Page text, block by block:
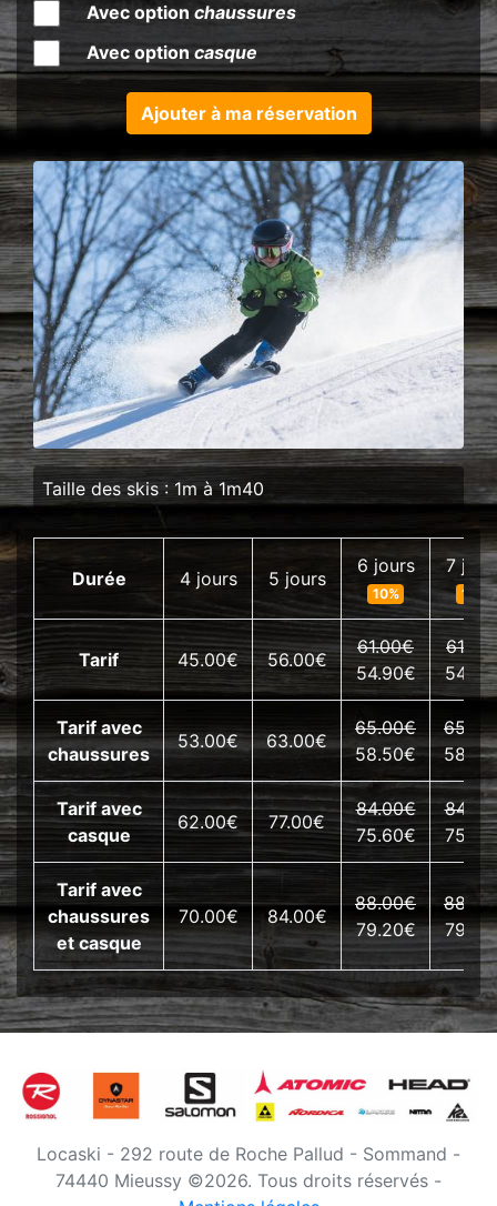
Avec option chaussures
Avec option casque
Taille des skis : 1m à 1m40
Durée 4 jours 5 jours
6 jours
10%
7
10%
Tarif 45.00€ 56.00€
61.00€
54.90€
Tarif avec
chaussures
53.00€ 63.00€
65.00€
58.50€
Tarif avec
casque
62.00€ 77.00€
84.00€
75.60€
Tarif avec
chaussures
et casque
70.00€ 84.00€
88.00€
79.20€
Locaski - 292 route de Roche Pallud - Sommand -
74440 Mieussy ©2026. Tous droits réservés -